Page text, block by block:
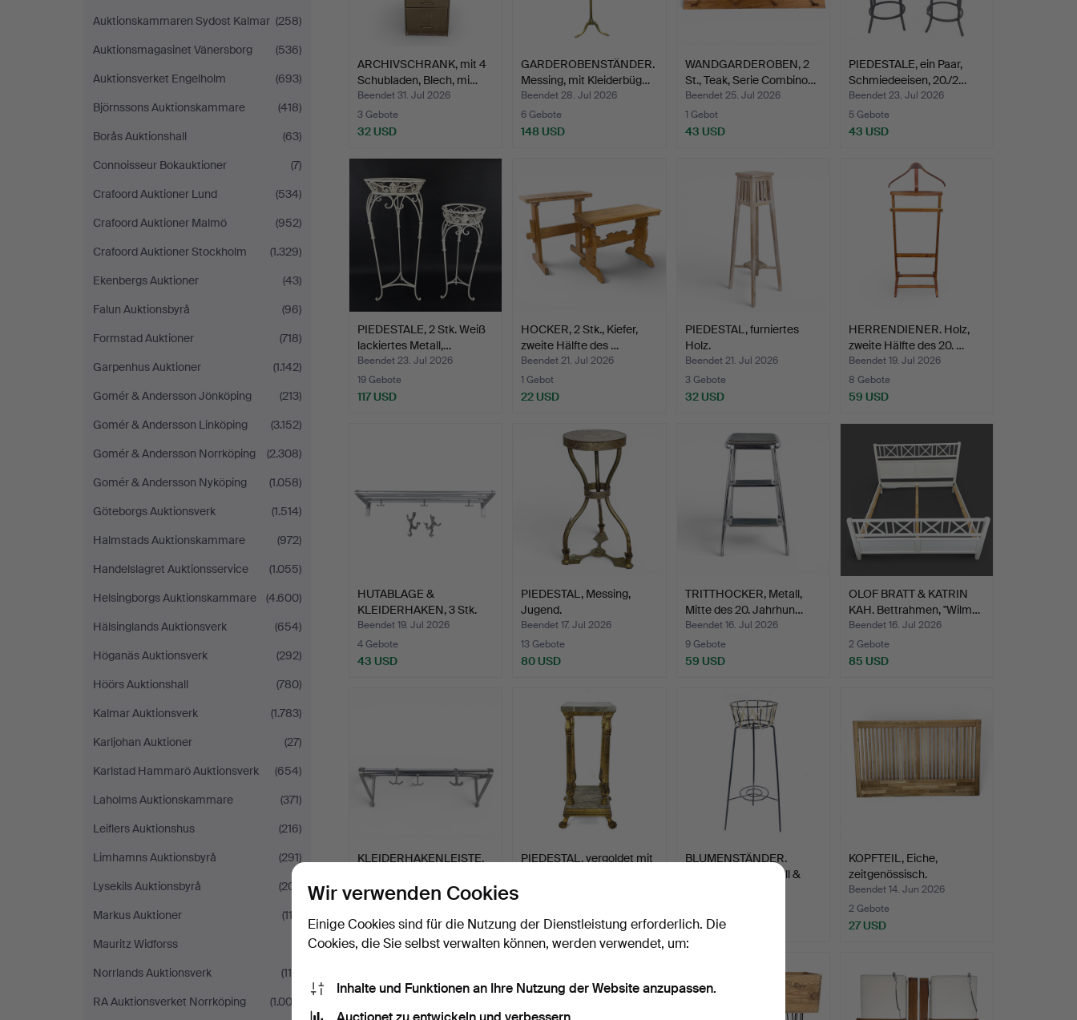
Auktionskammaren Sydost Kalmar (258)
Auktionsmagasinet Vänersborg
(536)
Auktionsverket Engelholm
(693)
Björnssons Auktionskammare
(418)
Borås Auktionshall
(63)
Connoisseur Bokauktioner
(7)
Crafoord Auktioner Lund
(534)
Crafoord Auktioner Malmö
(952)
Crafoord Auktioner Stockholm
(1.329)
Ekenbergs Auktioner
(43)
Falun Auktionsbyrå
(96)
Formstad Auktioner
(718)
Garpenhus Auktioner
(1.142)
Gomér & Andersson Jönköping
(213)
Gomér & Andersson Linköping
(3.152)
Gomér & Andersson Norrköping
(2.308)
Gomér & Andersson Nyköping
(1.058)
Göteborgs Auktionsverk
(1.514)
Halmstads Auktionskammare
(972)
Handelslagret Auktionsservice
(1.055)
Helsingborgs Auktionskammare
(4.600)
Hälsinglands Auktionsverk
(654)
Höganäs Auktionsverk
(292)
Höörs Auktionshall
(780)
Kalmar Auktionsverk
(1.783)
Karljohan Auktioner
(27)
Karlstad Hammarö Auktionsverk
(654)
Laholms Auktionskammare
(371)
Leiflers Auktionshus
(216)
Limhamns Auktionsbyrå
(291)
Lysekils Auktionsbyrå
(201)
Markus Auktioner
(112)
Mauritz Widforss
Norrlands Auktionsverk
(115)
RA Auktionsverket Norrköping
(1.003)
ARCHIVSCHRANK, mit 4
Schubladen, Blech, mi…
Beendet 31. Jul 2026
3 Gebote
32 USD
GARDEROBENSTÄNDER.
Messing, mit Kleiderbüg…
Beendet 28. Jul 2026
6 Gebote
148 USD
WANDGARDEROBEN, 2
St., Teak, Serie Combino…
Beendet 25. Jul 2026
1 Gebot
43 USD
PIEDESTALE, ein Paar,
Schmiedeeisen, 20./2…
Beendet 23. Jul 2026
5 Gebote
43 USD
PIEDESTALE, 2 Stk. Weiß
lackiertes Metall,…
Beendet 23. Jul 2026
19 Gebote
117 USD
HOCKER, 2 Stk., Kiefer,
zweite Hälfte des …
Beendet 21. Jul 2026
1 Gebot
22 USD
PIEDESTAL, furniertes
Holz.
Beendet 21. Jul 2026
3 Gebote
32 USD
HERRENDIENER. Holz,
zweite Hälfte des 20. …
Beendet 19. Jul 2026
8 Gebote
59 USD
HUTABLAGE &
KLEIDERHAKEN, 3 Stk.
"Essem-hy…
Beendet 19. Jul 2026
4 Gebote
43 USD
PIEDESTAL, Messing,
Jugend.
Beendet 17. Jul 2026
13 Gebote
80 USD
TRITTHOCKER, Metall,
Mitte des 20. Jahrhun…
Beendet 16. Jul 2026
9 Gebote
59 USD
OLOF BRATT & KATRIN
KAH. Bettrahmen, "Wilm…
Beendet 16. Jul 2026
2 Gebote
85 USD
KLEIDERHAKENLEISTE,
Beendet 16. Jul 2026
53 USD
PIEDESTAL, vergoldet mit
27 USD
BLUMENSTÄNDER.
String-Modell, Metall &
27 USD
KOPFTEIL, Eiche,
zeitgenössisch.
Beendet 14. Jun 2026
2 Gebote
27 USD
Wir verwenden Cookies
Einige Cookies sind für die Nutzung der Dienstleistung erforderlich. Die
Cookies, die Sie selbst verwalten können, werden verwendet, um:
Inhalte und Funktionen an Ihre Nutzung der Website anzupassen.